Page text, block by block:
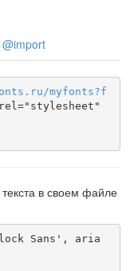
@import
. ru/myfonts?f
в своем файле